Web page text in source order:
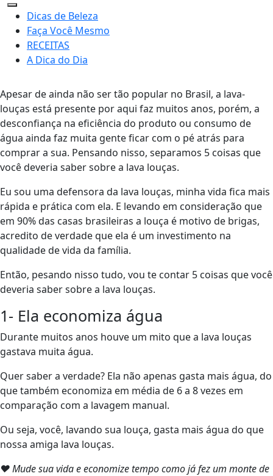
Dicas de Beleza
Faça Você Mesmo
RECEITAS
A Dica do Dia
Apesar de ainda não ser tão popular no Brasil, a lava-
louças está presente por aqui faz muitos anos, porém, a
desconfiança na eficiência do produto ou consumo de
água ainda faz muita gente ficar com o pé atrás para
comprar a sua. Pensando nisso, separamos 5 coisas que
você deveria saber sobre a lava louças.
Eu sou uma defensora da lava louças, minha vida fica mais
rápida e prática com ela. E levando em consideração que
em 90% das casas brasileiras a louça é motivo de brigas,
acredito de verdade que ela é um investimento na
qualidade de vida da família.
Então, pesando nisso tudo, vou te contar 5 coisas que você
deveria saber sobre a lava louças.
1- Ela economiza água
Durante muitos anos houve um mito que a lava louças
gastava muita água.
Quer saber a verdade? Ela não apenas gasta mais água, do
que também economiza em média de 6 a 8 vezes em
comparação com a lavagem manual.
Ou seja, você, lavando sua louça, gasta mais água do que
nossa amiga lava louças.
❤ Mude sua vida e economize tempo como já fez um monte de